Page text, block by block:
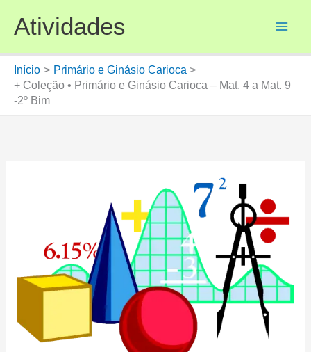
para
conteúdo
Atividades
Início
Primário e Ginásio Carioca
+ Coleção • Primário e Ginásio Carioca – Mat. 4 a Mat. 9
-2º Bim